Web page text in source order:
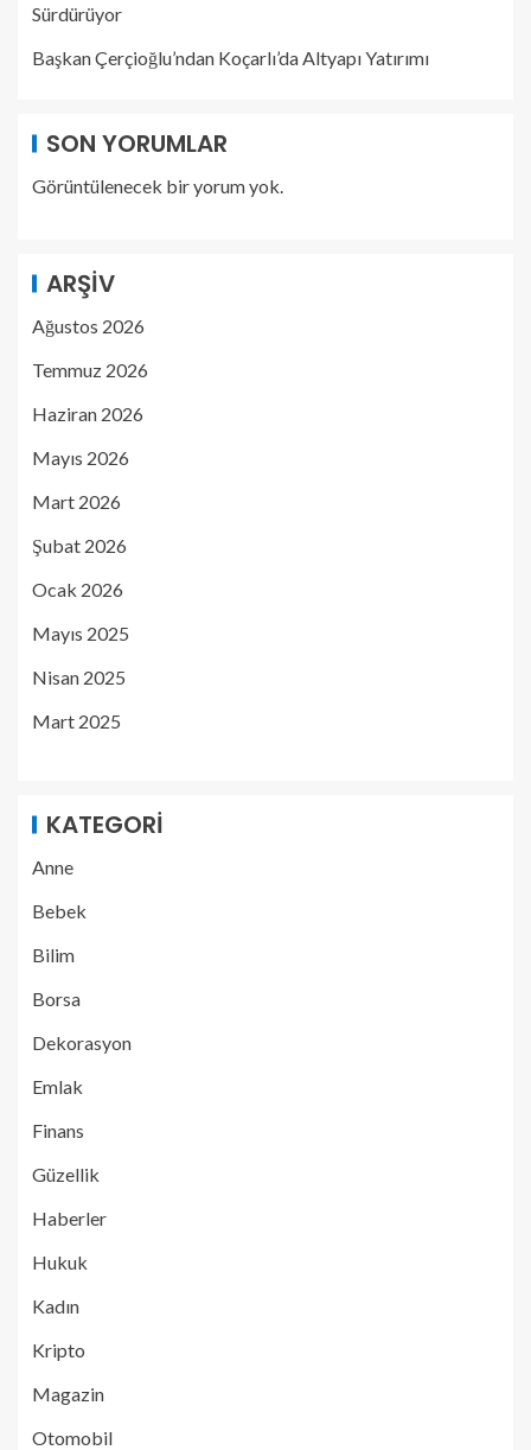
Sürdürüyor
Başkan Çerçioğlu’ndan Koçarlı’da Altyapı Yatırımı
SON YORUMLAR
Görüntülenecek bir yorum yok.
ARŞIV
Ağustos 2026
Temmuz 2026
Haziran 2026
Mayıs 2026
Mart 2026
Şubat 2026
Ocak 2026
Mayıs 2025
Nisan 2025
Mart 2025
KATEGORI
Anne
Bebek
Bilim
Borsa
Dekorasyon
Emlak
Finans
Güzellik
Haberler
Hukuk
Kadın
Kripto
Magazin
Otomobil